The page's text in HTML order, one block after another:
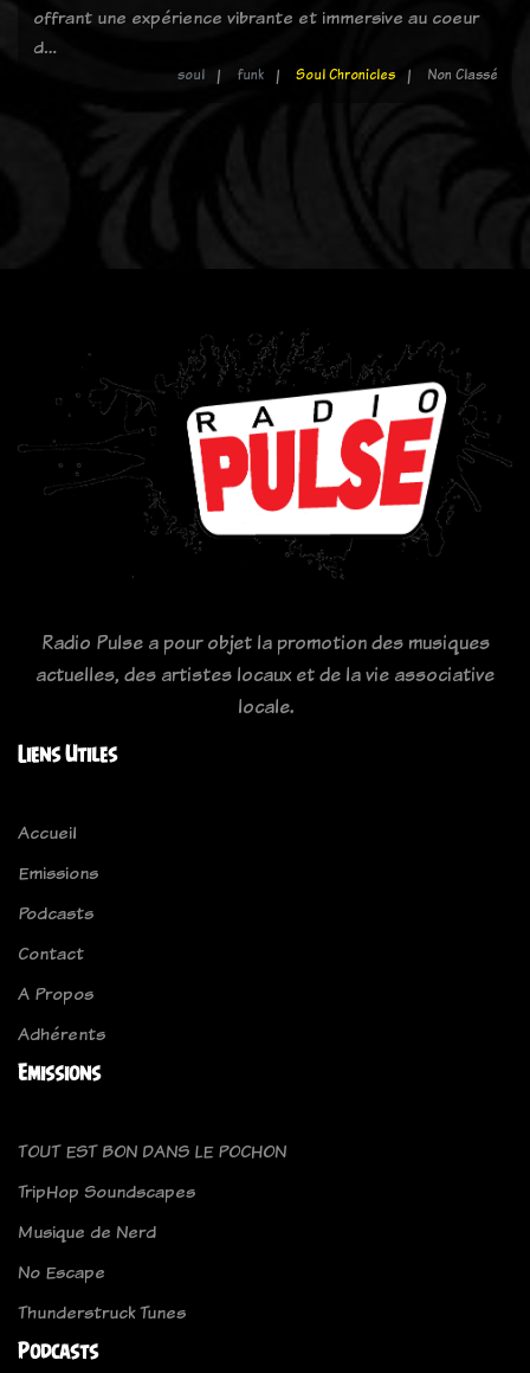
offrant une expérience vibrante et immersive au coeur
d…
soul funk Soul Chronicles Non Classé
Radio Pulse a pour objet la promotion des musiques
actuelles, des artistes locaux et de la vie associative
locale.
Liens Utiles
Accueil
Emissions
Podcasts
Contact
A Propos
Adhérents
Emissions
TOUT EST BON DANS LE POCHON
TripHop Soundscapes
Musique de Nerd
No Escape
Thunderstruck Tunes
Podcasts